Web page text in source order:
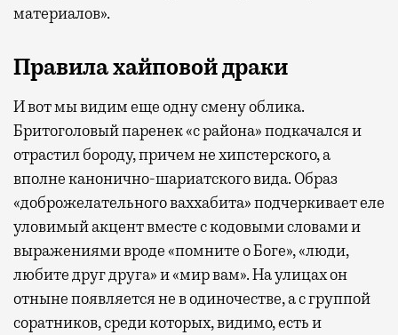
материалов».
Правила хайповой драки
И вот мы видим еще одну смену облика.
Бритоголовый паренек «с района» подкачался и
отрастил бороду, причем не хипстерского, а
вполне канонично-шариатского вида. Образ
«доброжелательного ваххабита» подчеркивает еле
уловимый акцент вместе с кодовыми словами и
выражениями вроде «помните о Боге», «люди,
любите друг друга» и «мир вам». На улицах он
отныне появляется не в одиночестве, а с группой
соратников, среди которых, видимо, есть и